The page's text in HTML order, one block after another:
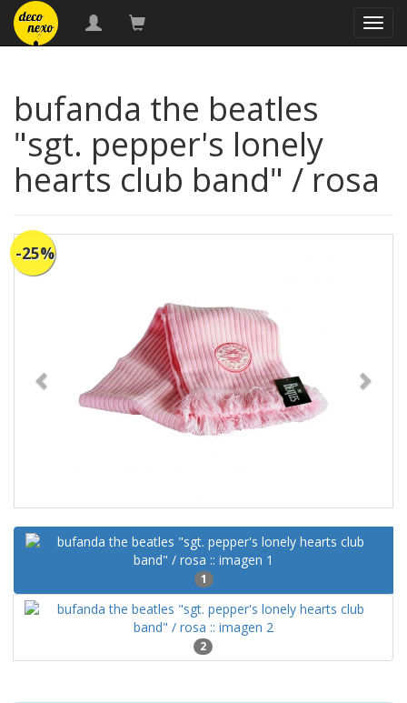
bufanda the beatles
"sgt. pepper's lonely
hearts club band" / rosa
-25%
1
2